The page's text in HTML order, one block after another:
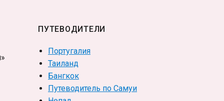
ПУТЕВОДИТЕЛИ
Португалия
Таиланд
Бангкок
Путеводитель по Самуи